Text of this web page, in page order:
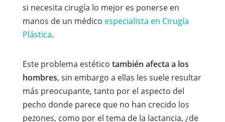
si necesita cirugía lo mejor es ponerse en
manos de un médico especialista en Cirugía
Plástica.
Este problema estético también afecta a los
hombres, sin embargo a ellas les suele resultar
más preocupante, tanto por el aspecto del
pecho donde parece que no han crecido los
pezones, como por el tema de la lactancia, ¿de